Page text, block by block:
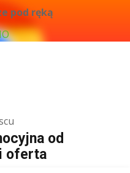
pod ręką
od
oferta